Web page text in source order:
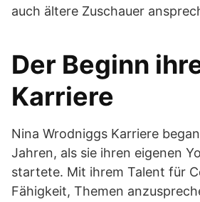
auch ältere Zuschauer
Der Beginn
Karriere
Nina Wrodniggs Karriere
Jahren, als sie ihren eigenen
startete. Mit ihrem Talent für
Fähigkeit, Themen